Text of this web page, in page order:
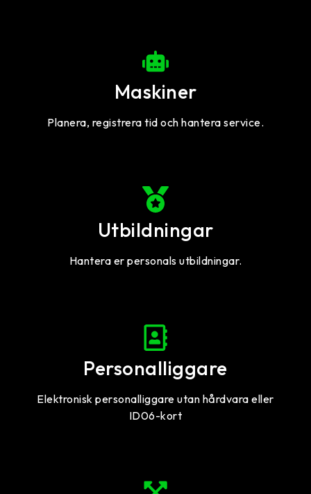
Maskiner
Planera, registrera tid och hantera service.
Utbildningar
Hantera er personals utbildningar.
Personalliggare
Elektronisk personalliggare utan hårdvara eller
ID06-kort